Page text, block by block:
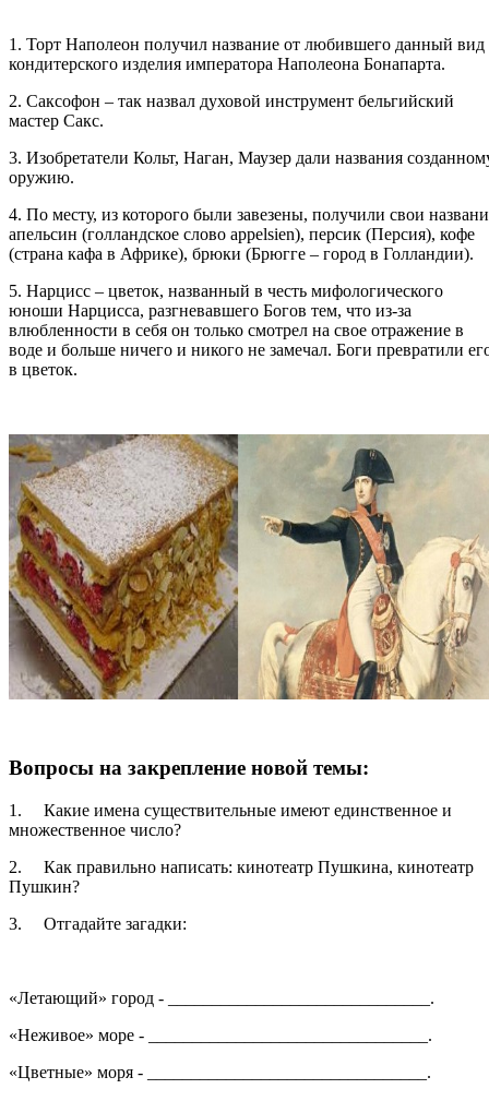
1. Торт Наполеон получил название от любившего данный вид
кондитерского изделия императора Наполеона Бонапарта.
2. Саксофон – так назвал духовой инструмент бельгийский
мастер Сакс.
3. Изобретатели Кольт, Наган, Маузер дали названия
оружию.
4. По месту, из которого были завезены, получили свои
апельсин (голландское слово appelsien), персик (Персия), кофе
(страна кафа в Африке), брюки (Брюгге – город в Голландии).
5. Нарцисс – цветок, названный в честь мифологического
юноши Нарцисса, разгневавшего Богов тем, что из-за
влюбленности в себя он только смотрел на свое отражение в
воде и больше ничего и никого не замечал. Боги превратили
в цветок.
Вопросы на закрепление новой темы:
1.
Какие имена существительные имеют единственное и
множественное число?
2.
Как правильно написать: кинотеатр Пушкина, кинотеатр
Пушкин?
3.
Отгадайте загадки:
«Летающий» город - ______________________________.
«Неживое» море - ________________________________.
«Цветные» моря - ________________________________.